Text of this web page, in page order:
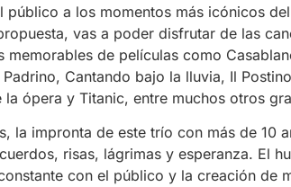
público a los momentos más icónicos
vas a poder disfrutar de las
memorables de películas como
Padrino, Cantando bajo la lluvia, Il
la ópera y Titanic, entre muchos otros
la impronta de este trío con más de 10
risas, lágrimas y esperanza. El
con el público y la creación de